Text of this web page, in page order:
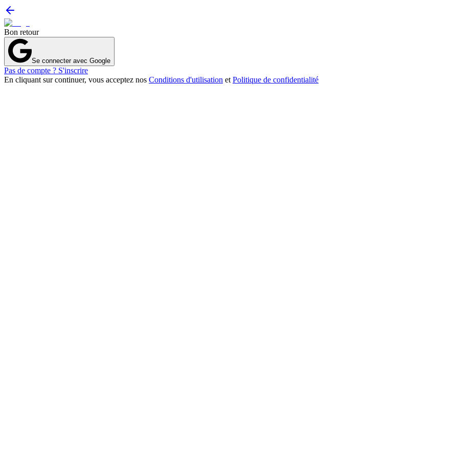
Bon retour
Se connecter avec Google
Pas de compte ? S'inscrire
En cliquant sur continuer, vous acceptez nos Conditions d'utilisation et Politique de confidentialité